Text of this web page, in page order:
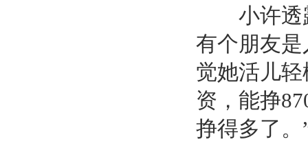
小许透露
有个朋友
觉她活儿
资，能挣
挣得多了。